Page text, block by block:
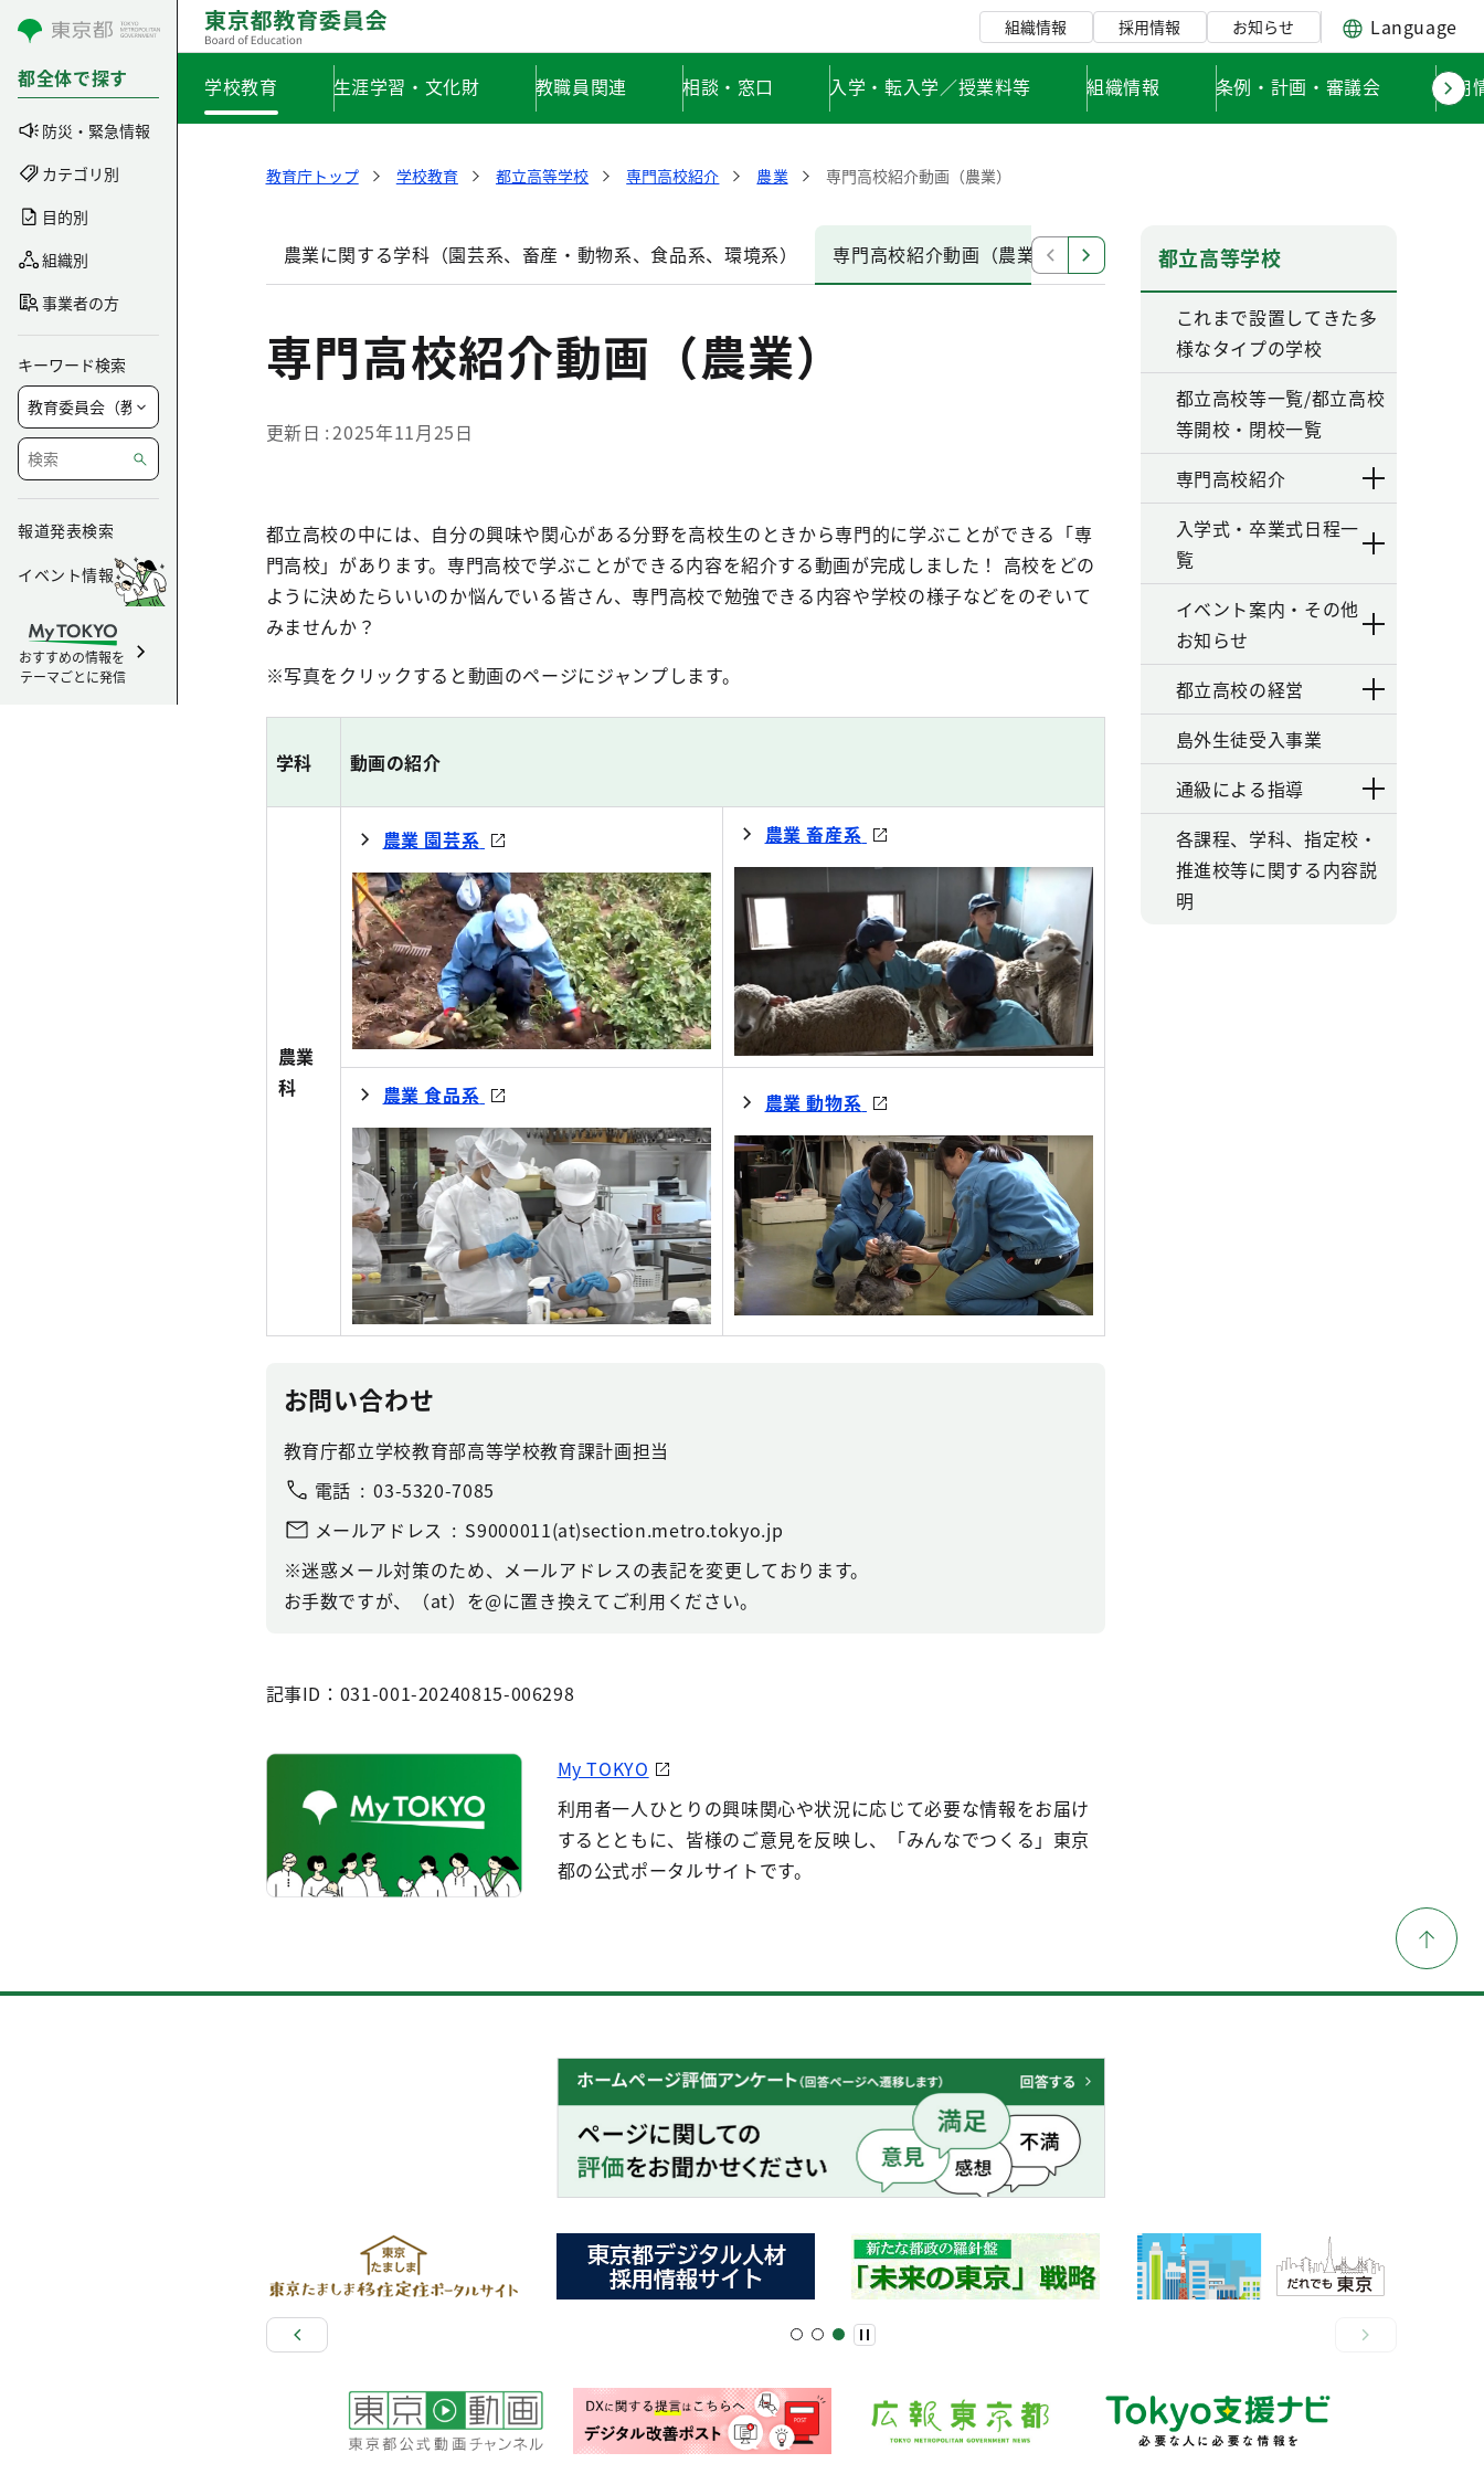
コンテンツにスキップ
都全体で探す
防災・緊急情報
カテゴリ別
目的別
組織別
事業者の方
キーワード検索
報道発表検索
イベント情報
おすすめの情報を
テーマごとに発信
組織情報 採用情報 お知らせ Language
学校教育 生涯学習・文化財 教職員関連 相談・窓口 入学・転入学／授業料等 組織情報 条例・計画・審議会 採用
教育庁トップ 学校教育 都立高等学校 専門高校紹介 農業 専門高校紹介動画（農業）
農業に関する学科（園芸系、畜産・動物系、食品系、環境系） 専門高校紹介動画（農業） 都立農業系高校生資格取得支援制度について
専門高校紹介動画（農業）
更新日 2025年11月25日
都立高校の中には、自分の興味や関心がある分野を高校生のときから専門的に学ぶことができる「専
門高校」があります。専門高校で学ぶことができる内容を紹介する動画が完成しました！ 高校をどの
ように決めたらいいのか悩んでいる皆さん、専門高校で勉強できる内容や学校の様子などをのぞいて
みませんか？
※写真をクリックすると動画のページにジャンプします。
学科 動画の紹介
農業
科
農業 園芸系 農業 畜産系
農業 食品系 農業 動物系
お問い合わせ
教育庁都立学校教育部高等学校教育課計画担当
電話
03-5320-7085
メールアドレス
S9000011(at)section.metro.tokyo.jp
※迷惑メール対策のため、メールアドレスの表記を変更しております。
お手数ですが、（at）を@に置き換えてご利用ください。
記事ID：031-001-20240815-006298
My TOKYO
利用者一人ひとりの興味関心や状況に応じて必要な情報をお届け
するとともに、皆様のご意見を反映し、「みんなでつくる」東京
都の公式ポータルサイトです。
都立高等学校
これまで設置してきた多
様なタイプの学校
都立高校等一覧/都立高校
等開校・閉校一覧
専門高校紹介
入学式・卒業式日程一
覧
イベント案内・その他
お知らせ
都立高校の経営
島外生徒受入事業
通級による指導
各課程、学科、指定校・
推進校等に関する内容説
明